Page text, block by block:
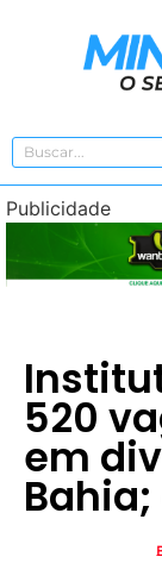
Publicidade
520
em